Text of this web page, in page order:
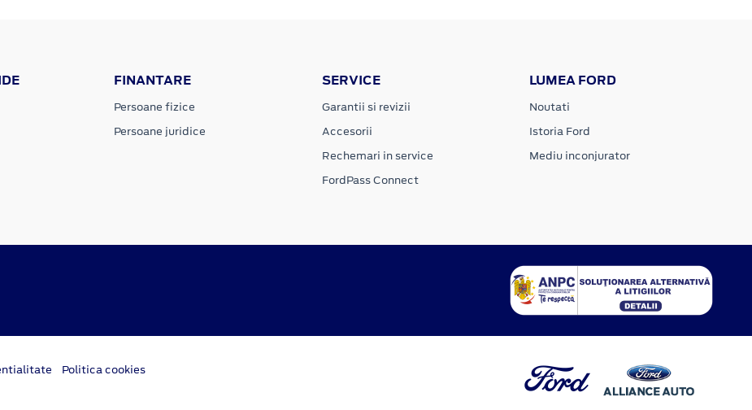
FINANTARE
Persoane fizice
Persoane juridice
SERVICE
Garantii si revizii
Accesorii
Rechemari in service
FordPass Connect
LUMEA FORD
Noutati
Istoria Ford
Mediu inconjurator
Politica cookies